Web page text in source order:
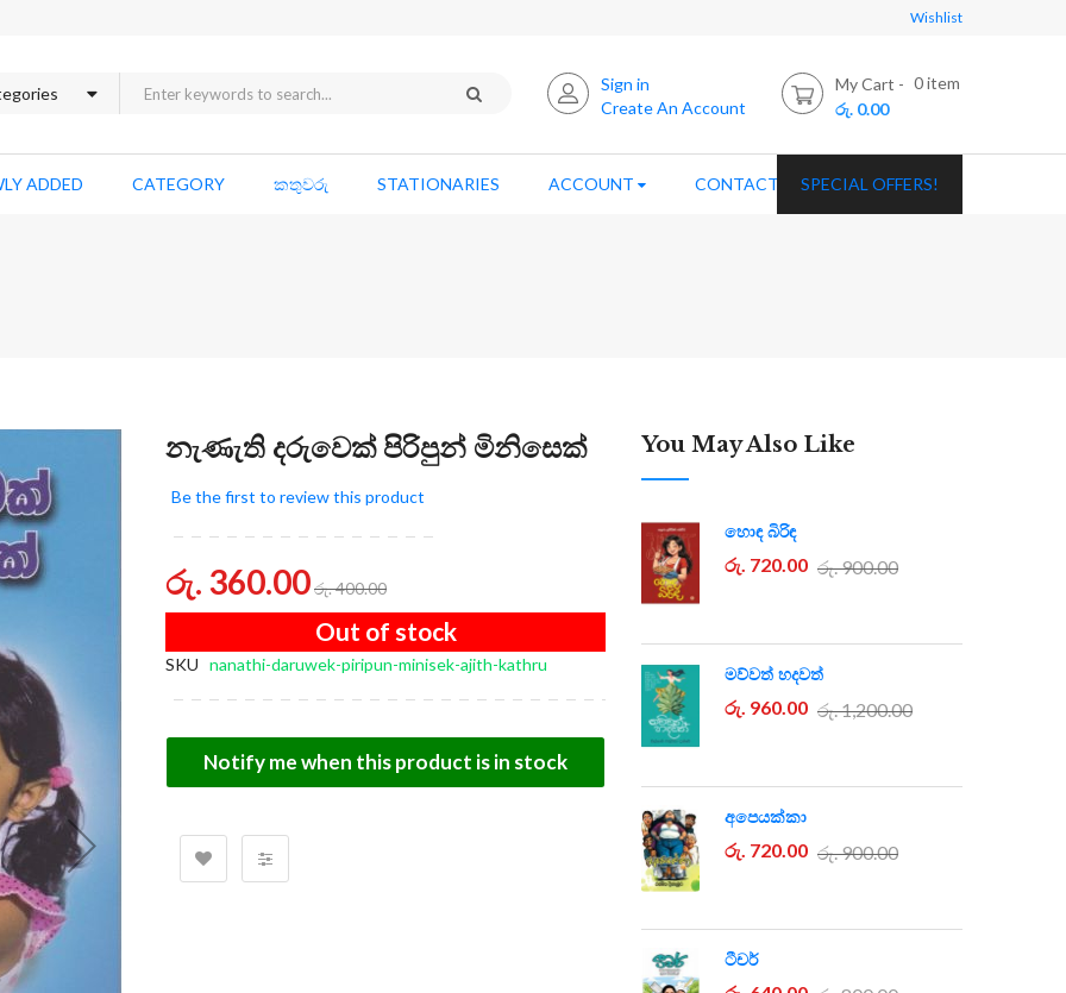
Wishlist
Sign in
Create An Account
My Cart 0item
රු. 0.00
ADDED CATEGORY කතුවරු STATIONARIES ACCOUNT CONTACT USSPECIAL OFFERS!
නැණැති දරුවෙක් පිරිපුන් මිනිසෙක්
Be the first to review this product
රු. 360.00රු. 400.00
Out of stock
SKU nanathi-daruwek-piripun-minisek-ajith-kathru
Notify me when this product is in stock
images
gallery
You May Also Like
හොඳ බිරිඳ
රු. 720.00 රු. 900.00
මව්වත් හදවත්
රු. 960.00 රු. 1,200.00
අපෙයක්කා
රු. 720.00 රු. 900.00
ටීචර්